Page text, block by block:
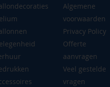
Algemene
voorwaarden
Privacy Policy
Offerte
aanvragen
Veel gestelde
vragen